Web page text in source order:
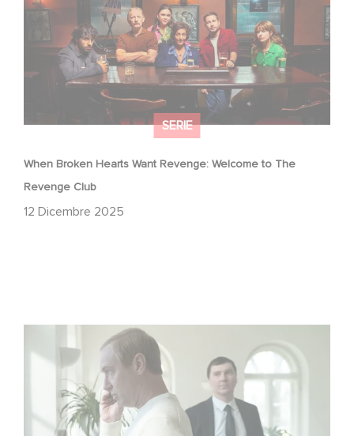
SERIE
When Broken Hearts Want Revenge: Welcome to The
Revenge Club
12 Dicembre 2025
Between power, secrets, and manipulation, discover
who is really pulling the strings.